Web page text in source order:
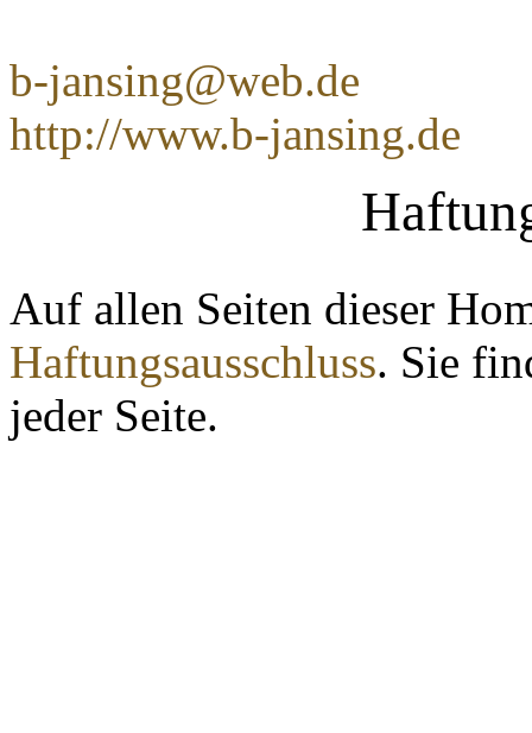
b-jansing@web.de
http://www.b-jansing.de
Auf allen Seiten dieser
Haftungsausschluss. Sie
jeder Seite.